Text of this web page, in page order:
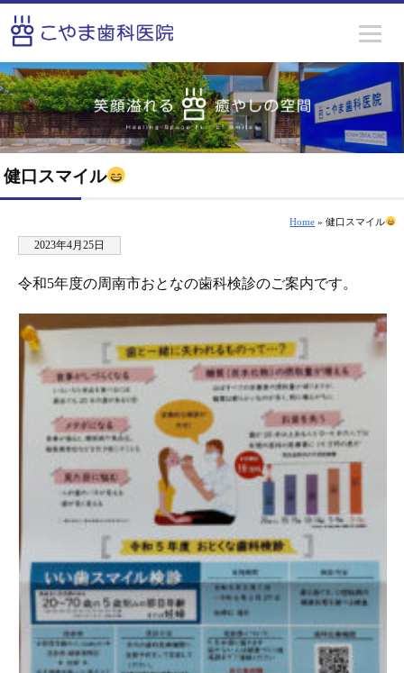
健口スマイル
Home » 健口スマイル
2023年4月25日
令和5年度の周南市おとなの歯科検診のご案内です。